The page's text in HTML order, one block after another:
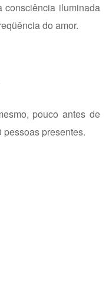
consciência iluminada
do amor.
pouco antes de
pessoas presentes.